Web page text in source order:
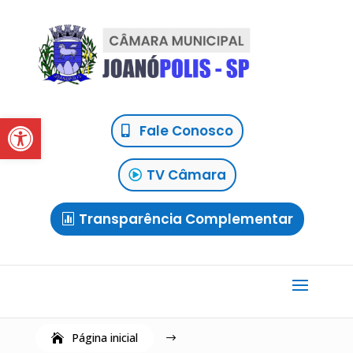
Abrir a barra de ferramentasFale Conosco
TV Câmara
Transparência Complementar
Página inicial $